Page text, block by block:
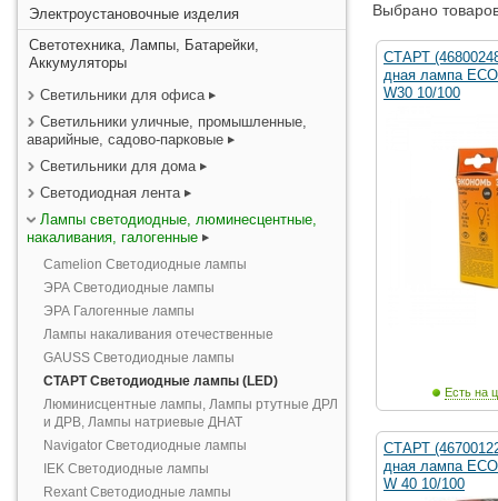
Электроустановочные изделия
Светотехника, Лампы, Батарейки,
Аккумуляторы
Светильники для офиса
Светильники уличные, промышленные,
аварийные, садово-парковые
Светильники для дома
Светодиодная лента
Лампы светодиодные, люминесцентные,
накаливания, галогенные
Camelion Светодиодные лампы
ЭРА Светодиодные лампы
ЭРА Галогенные лампы
Лампы накаливания отечественные
GAUSS Светодиодные лампы
СТАРТ Светодиодные лампы (LED)
Люминисцентные лампы, Лампы ртутные ДРЛ
и ДРВ, Лампы натриевые ДНАТ
Navigator Светодиодные лампы
IEK Светодиодные лампы
Rexant Светодиодные лампы
Выбрано
СТАРТ
дная лампа
W30 10/100
Есть на
СТАРТ
дная лампа
W 40 10/100